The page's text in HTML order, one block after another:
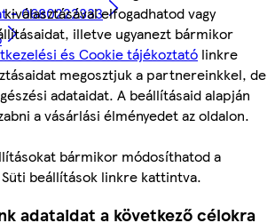
elfogadhatod vagy
illetve ugyanezt bármikor
és Cookie tájékoztató linkre
megosztjuk a partnereinkkel, de
adataidat. A beállításaid alapján
a vásárlási élményedet az oldalon.
bármikor módosíthatod a
beállítások linkre kattintva.
adataidat a következő célokra
- 0680222333